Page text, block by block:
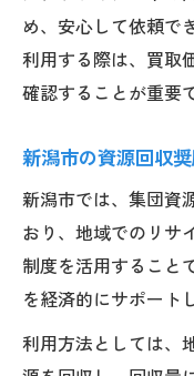
め、安心して依頼で
利用する際は、買取
確認することが重要
新潟市の資源回収
新潟市では、集団資
おり、地域でのリサ
制度を活用すること
を経済的にサポート
利用方法としては、